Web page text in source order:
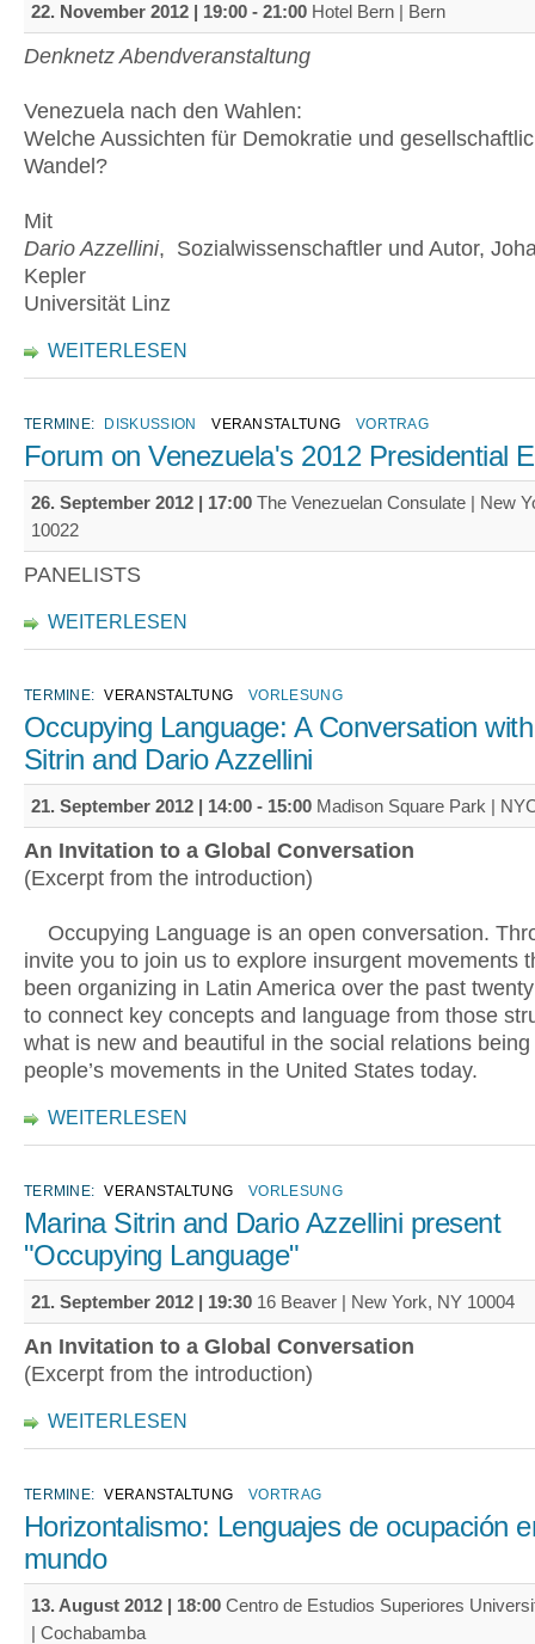
22. November 2012 | 19:00 - 21:00 Hotel Bern | Bern
Denknetz Abendveranstaltung
Venezuela nach den Wahlen:
Welche Aussichten für Demokratie und
Wandel?
Mit
Dario Azzellini, Sozialwissenschaftler und Autor,
Kepler
Universität Linz
WEITERLESEN
TERMINE: DISKUSSION VERANSTALTUNG VORTRAG
Forum on Venezuela's 2012 Presidential
26. September 2012 | 17:00 The Venezuelan Consulate | New
10022
PANELISTS
WEITERLESEN
TERMINE: VERANSTALTUNG VORLESUNG
Occupying Language: A Conversation
Sitrin and Dario Azzellini
21. September 2012 | 14:00 - 15:00 Madison Square Park |
An Invitation to a Global Conversation
(Excerpt from the introduction)
Occupying Language is an open conversation.
invite you to join us to explore insurgent movements
been organizing in Latin America over the past
to connect key concepts and language from those
what is new and beautiful in the social relations
people’s movements in the United States today.
WEITERLESEN
TERMINE: VERANSTALTUNG VORLESUNG
Marina Sitrin and Dario Azzellini present
"Occupying Language"
21. September 2012 | 19:30 16 Beaver | New York, NY 10004
An Invitation to a Global Conversation
(Excerpt from the introduction)
WEITERLESEN
TERMINE: VERANSTALTUNG VORTRAG
Horizontalismo: Lenguajes de ocupación
mundo
13. August 2012 | 18:00 Centro de Estudios Superiores
| Cochabamba